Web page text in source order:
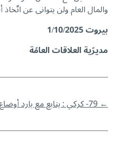
والمال العام ولن يتوانى عن
بيروت1/10/2025
مديرّية العلاقات العامّة
←79- كركي : يتابع مع يارد أوضاع المستشفيات الخاصة والعلاقة مع الضمان